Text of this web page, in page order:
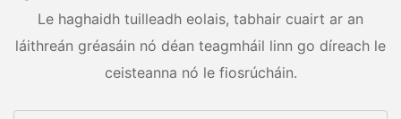
Le haghaidh tuilleadh eolais, tabhair cuairt ar an
láithreán gréasáin nó déan teagmháil linn go díreach le
ceisteanna nó le fiosrúcháin.